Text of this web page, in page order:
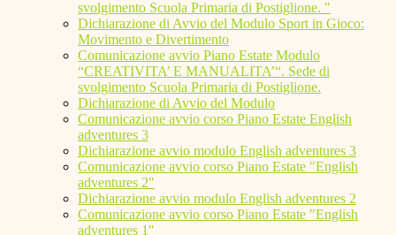
svolgimento Scuola Primaria di Postiglione. "
Dichiarazione di Avvio del Modulo Sport in Gioco:
Movimento e Divertimento
Comunicazione avvio Piano Estate Modulo
“CREATIVITA’ E MANUALITA’“. Sede di
svolgimento Scuola Primaria di Postiglione.
Dichiarazione di Avvio del Modulo
Comunicazione avvio corso Piano Estate English
adventures 3
Dichiarazione avvio modulo English adventures 3
Comunicazione avvio corso Piano Estate "English
adventures 2"
Dichiarazione avvio modulo English adventures 2
Comunicazione avvio corso Piano Estate "English
adventures 1"